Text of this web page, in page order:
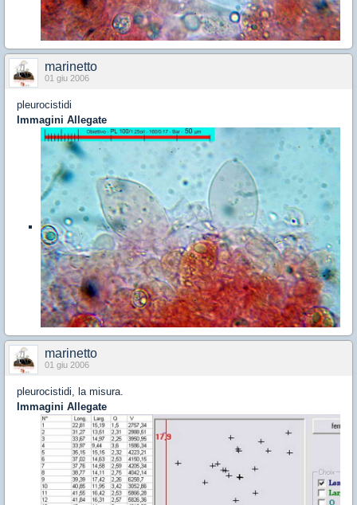
marinetto
01 giu 2006
pleurocistidi
Immagini Allegate
marinetto
01 giu 2006
pleurocistidi, la misura.
Immagini Allegate